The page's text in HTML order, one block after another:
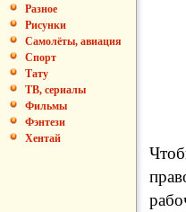
Разное
Рисунки
Самолёты, авиация
Спорт
Тату
ТВ, сериалы
Фильмы
Фэнтези
Хентай